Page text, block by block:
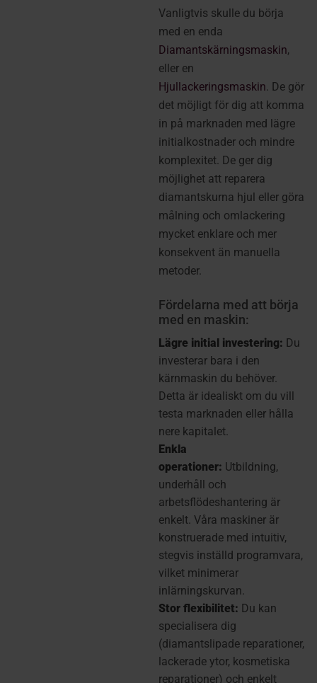
Vanligtvis skulle du börja
med en enda
Diamantskärningsmaskin,
eller en
Hjullackeringsmaskin. De gör
det möjligt för dig att komma
in på marknaden med lägre
initialkostnader och mindre
komplexitet. De ger dig
möjlighet att reparera
diamantskurna hjul eller göra
målning och omlackering
mycket enklare och mer
konsekvent än manuella
metoder.
Fördelarna med att börja
med en maskin:
Lägre initial investering: Du
investerar bara i den
kärnmaskin du behöver.
Detta är idealiskt om du vill
testa marknaden eller hålla
nere kapitalet.
Enkla
operationer: Utbildning,
underhåll och
arbetsflödeshantering är
enkelt. Våra maskiner är
konstruerade med intuitiv,
stegvis inställd programvara,
vilket minimerar
inlärningskurvan.
Stor flexibilitet: Du kan
specialisera dig
(diamantslipade reparationer,
lackerade ytor, kosmetiska
reparationer) och enkelt